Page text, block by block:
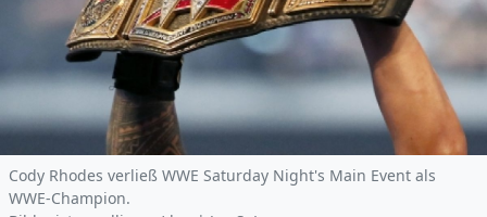
Cody Rhodes verließ WWE Saturday Night's Main Event als
WWE-Champion.